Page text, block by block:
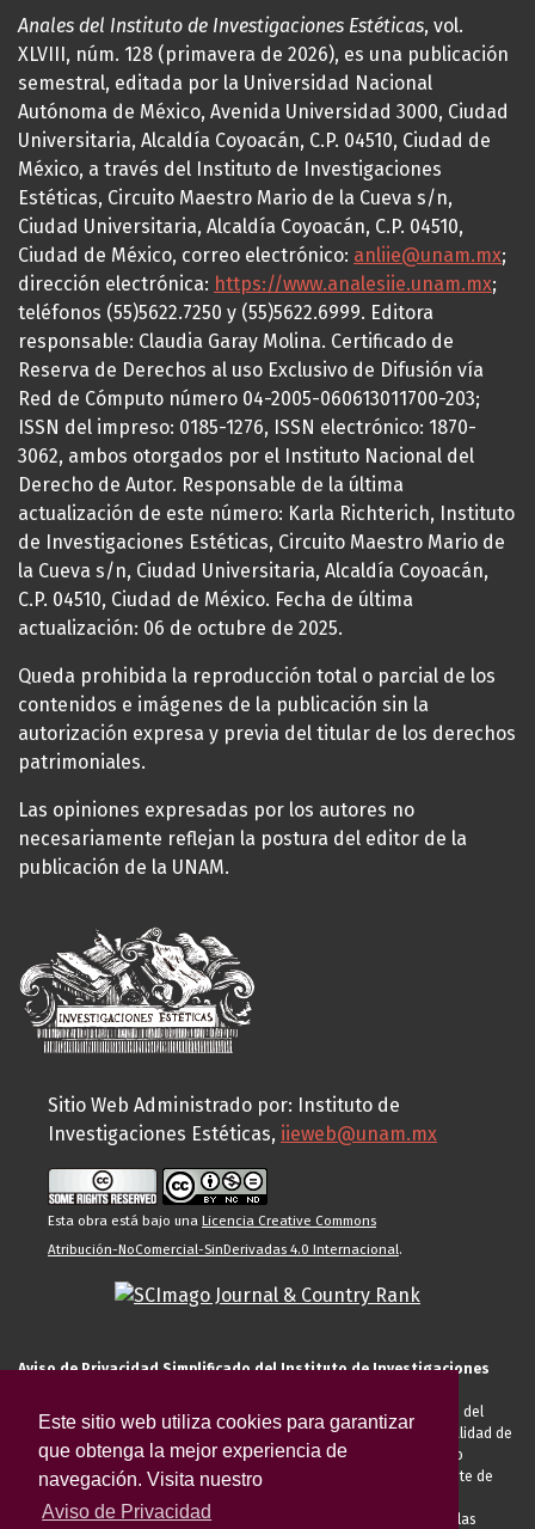
Este sitio web utiliza cookies para garantizar
que obtenga la mejor experiencia de
navegación. Visita nuestro
Aviso de Privacidad
Anales del Instituto de Investigaciones Estéticas, vol.
XLVIII, núm. 128 (primavera de 2026), es una publicación
semestral, editada por la Universidad Nacional
Autónoma de México, Avenida Universidad 3000, Ciudad
Universitaria, Alcaldía Coyoacán, C.P. 04510, Ciudad de
México, a través del Instituto de Investigaciones
Estéticas, Circuito Maestro Mario de la Cueva s/n,
Ciudad Universitaria, Alcaldía Coyoacán, C.P. 04510,
Ciudad de México, correo electrónico: anliie@unam.mx;
dirección electrónica: https://www.analesiie.unam.mx;
teléfonos (55)5622.7250 y (55)5622.6999. Editora
responsable: Claudia Garay Molina. Certificado de
Reserva de Derechos al uso Exclusivo de Difusión vía
Red de Cómputo número 04-2005-060613011700-203;
ISSN del impreso: 0185-1276, ISSN electrónico: 1870-
3062, ambos otorgados por el Instituto Nacional del
Derecho de Autor. Responsable de la última
actualización de este número: Karla Richterich, Instituto
de Investigaciones Estéticas, Circuito Maestro Mario de
la Cueva s/n, Ciudad Universitaria, Alcaldía Coyoacán,
C.P. 04510, Ciudad de México. Fecha de última
actualización: 06 de octubre de 2025.
Queda prohibida la reproducción total o parcial de los
contenidos e imágenes de la publicación sin la
autorización expresa y previa del titular de los derechos
patrimoniales.
Las opiniones expresadas por los autores no
necesariamente reflejan la postura del editor de la
publicación de la UNAM.
Sitio Web Administrado por: Instituto de
Investigaciones Estéticas, iieweb@unam.mx
Esta obra está bajo una Licencia Creative Commons
Atribución-NoComercial-SinDerivadas 4.0 Internacional.
Aviso de Privacidad Simplificado del Instituto de Investigaciones
El Instituto de Investigaciones Estéticas de la UNAM, es responsable del
tratamiento de sus datos personales para el registro de usted en calidad de
alumno, docente, personal de la entidad académica, conferencista o
invitado externo (nacional o extranjero), visitante, proveedor o cliente de
anteriormente descritas u otras aquellas exigidas legalmente o por las